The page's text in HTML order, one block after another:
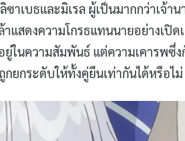
เบธและมิเรล ผู้เป็นมากกว่าเจ้าน
สดงความโกรธแทนนายอย่างเปิด
ในความสัมพันธ์ แต่ความเคารพซึ่
ยกระดับให้ทั้งคู่ยืนเท่ากันได้หรือไม่